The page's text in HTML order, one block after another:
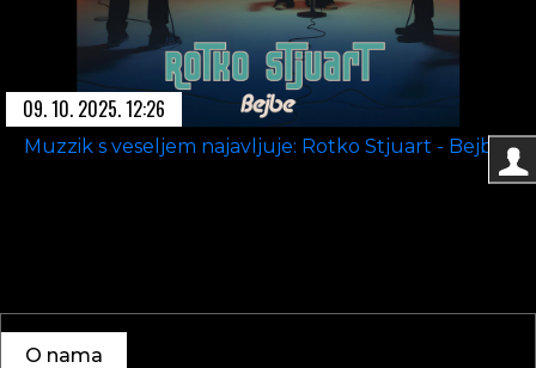
09. 10. 2025. 12:26
Muzzik s veseljem najavljuje: Rotko Stjuart - Bejbe
O nama